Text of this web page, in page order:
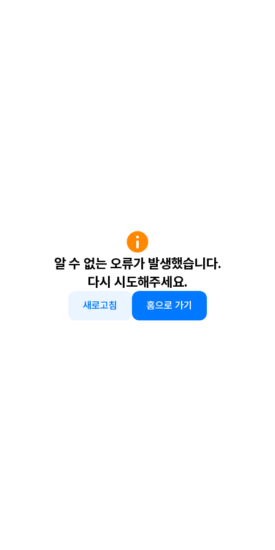
알 수 없는 오류가 발생했습니다.
다시 시도해주세요.
새로고침 홈으로 가기